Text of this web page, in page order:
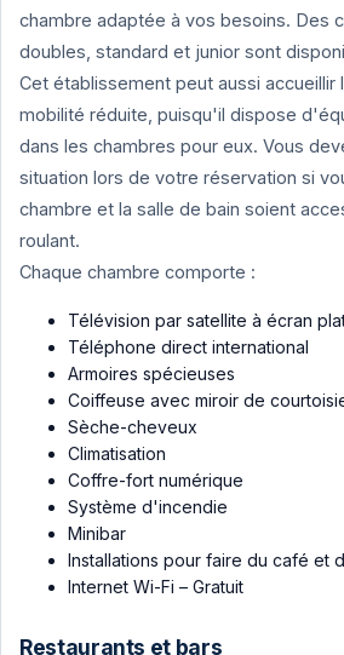
chambre adaptée à vos besoins. Des
doubles, standard et junior sont
Cet établissement peut aussi accueillir
mobilité réduite, puisqu'il dispose
dans les chambres pour eux. Vous
situation lors de votre réservation si
chambre et la salle de bain soient
roulant.
Chaque chambre comporte :
Télévision par satellite à écran
Téléphone direct international
Armoires spécieuses
Coiffeuse avec miroir de
Sèche-cheveux
Climatisation
Coffre-fort numérique
Système d'incendie
Minibar
Installations pour faire du café et
Internet Wi-Fi – Gratuit
Restaurants et bars